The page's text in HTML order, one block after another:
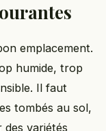
emplacement.
humide, trop
Il faut
tombés au sol,
des variétés